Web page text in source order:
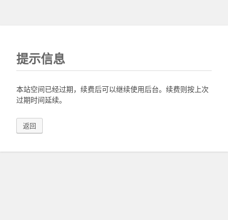
提示信息
本站空间已经过期，续费后可以继续使用后台。续费则按上次
过期时间延续。
返回